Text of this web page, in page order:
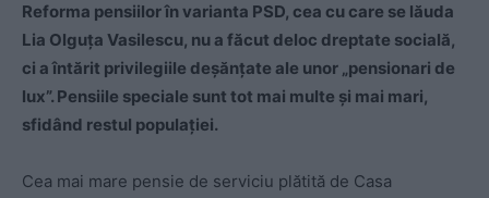
Reforma pensiilor în varianta PSD, cea cu care se lăuda
Lia Olguța Vasilescu, nu a făcut deloc dreptate socială,
ci a întărit privilegiile deșănțate ale unor „pensionari de
lux”. Pensiile speciale sunt tot mai multe și mai mari,
sfidând restul populației.
Cea mai mare pensie de serviciu plătită de Casa